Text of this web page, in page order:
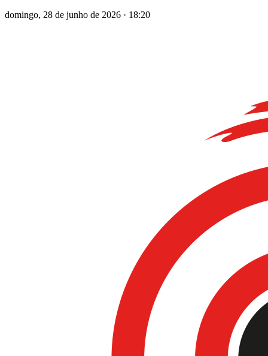
domingo, 28 de junho de 2026 · 18:20